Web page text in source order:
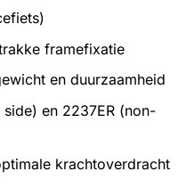
framefixatie
en duurzaamheid
en 2237ER (non-
krachtoverdracht